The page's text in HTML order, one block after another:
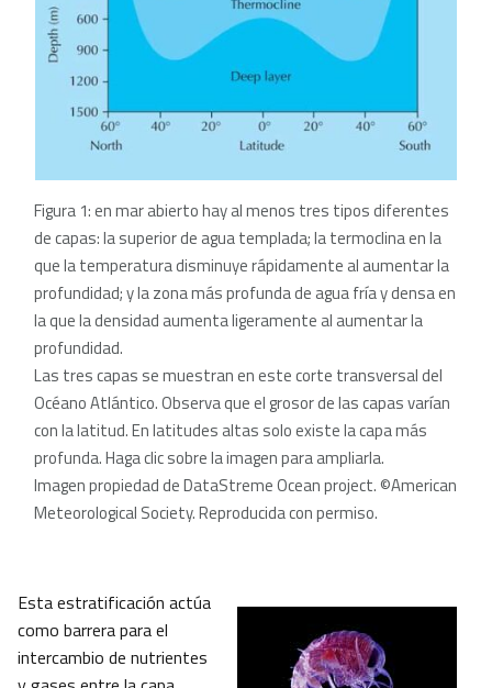
Figura 1: en mar abierto hay al menos tres tipos diferentes
de capas: la superior de agua templada; la termoclina en la
que la temperatura disminuye rápidamente al aumentar la
profundidad; y la zona más profunda de agua fría y densa en
la que la densidad aumenta ligeramente al aumentar la
profundidad.
Las tres capas se muestran en este corte transversal del
Océano Atlántico. Observa que el grosor de las capas varían
con la latitud. En latitudes altas solo existe la capa más
profunda. Haga clic sobre la imagen para ampliarla.
Imagen propiedad de DataStreme Ocean project. ©American
Meteorological Society. Reproducida con permiso.
Esta estratificación actúa
como barrera para el
intercambio de nutrientes